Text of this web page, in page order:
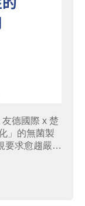
德國際 x 楚
」的無菌製
要求愈趨嚴格
選型、製程
性搭配最